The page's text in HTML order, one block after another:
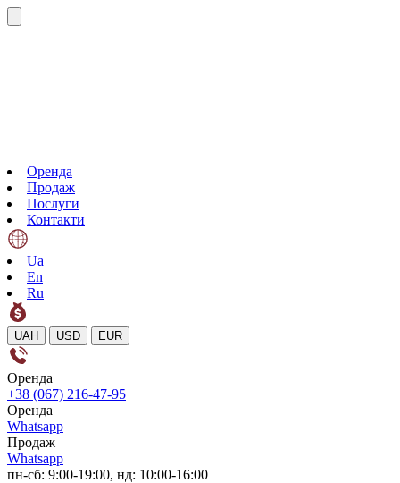
Оренда
Продаж
Послуги
Контакти
Ua
En
Ru
UAH USD EUR
Оренда
+38 (067) 216-47-95
Оренда
Whatsapp
Продаж
Whatsapp
пн-сб: 9:00-19:00, нд: 10:00-16:00